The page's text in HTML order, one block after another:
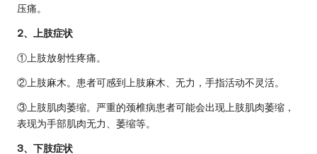
压痛。
2、上肢症状
①上肢放射性疼痛。
②上肢麻木。患者可感到上肢麻木、无力，手指活动不灵活。
③上肢肌肉萎缩。严重的颈椎病患者可能会出现上肢肌肉萎缩，
表现为手部肌肉无力、萎缩等。
3、下肢症状